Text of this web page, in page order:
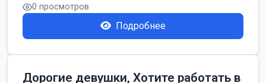
0 просмотров
Подробнее
Дорогие девушки, Хотите работать в